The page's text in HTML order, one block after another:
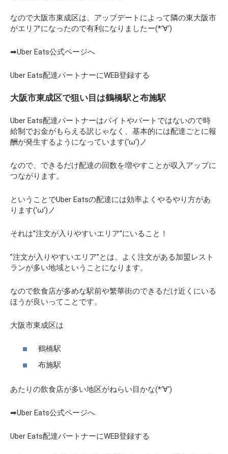
なので大阪市東成区は、アップデートによって隣の東大阪市
がエリアになったので有利になりましたー(*‘∀‘)
➡Uber Eats公式ページへ
Uber Eats配達パートナーにWEB登録する
大阪市東成区で狙い目は鶴橋駅と布施駅
Uber Eats配達パートナーはバイトやパートではないので時
給制でお金がもらえる訳じゃなく、基本的には配達ごとに報
酬が発生するようになっています(‘ω’)ノ
なので、できるだけ配達の回数を増やすことが収入アップに
つながります。
ということでUber Eatsの配達には効率よくやるやり方があ
ります(‘ω’)ノ
それは”注文が入りやすいエリア”にいること！
”注文が入りやすいエリア”とは、よく注文がある加盟レスト
ランが多い地域ということになります。
なので飲食店が多めな駅前や繁華街のできるだけ近くにいる
ほうが良いってことです。
大阪市東成区は
鶴橋駅
布施駅
あたりの飲食店が多い地区がねらい目かな(*‘∀‘)
➡Uber Eats公式ページへ
Uber Eats配達パートナーにWEB登録する